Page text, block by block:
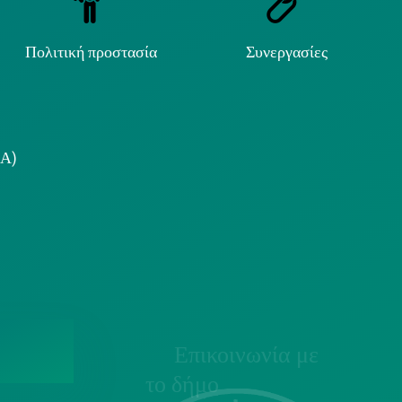
Πολιτική προστασία Συνεργασίες
Επικοινωνία με
το δήμο